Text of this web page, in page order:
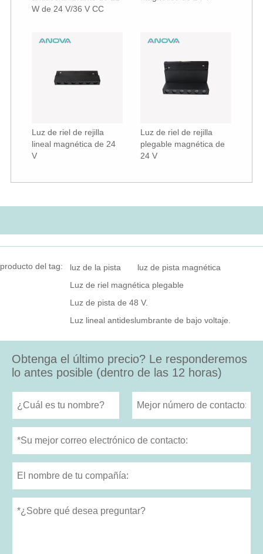
W de 24 V/36 V CC
Luz de riel de rejilla
lineal magnética de 24
V
Luz de riel de rejilla
plegable magnética de
24 V
producto del tag: luz de la pista
luz de pista magnética
Luz de riel magnética plegable
Luz de pista de 48 V.
Luz lineal antideslumbrante de bajo voltaje.
Obtenga el último precio? Le responderemos
lo antes posible (dentro de las 12 horas)